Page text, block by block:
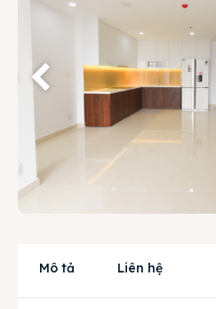
Trang chủ
Mua bán
Cho thuê
Liên hệ
Mô tả Liên hệ